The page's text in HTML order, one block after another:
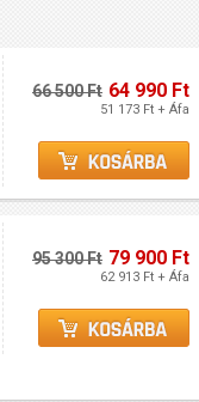
66 500 Ft 64 990 Ft
51 173 Ft + Áfa
95 300 Ft 79 900 Ft
62 913 Ft + Áfa